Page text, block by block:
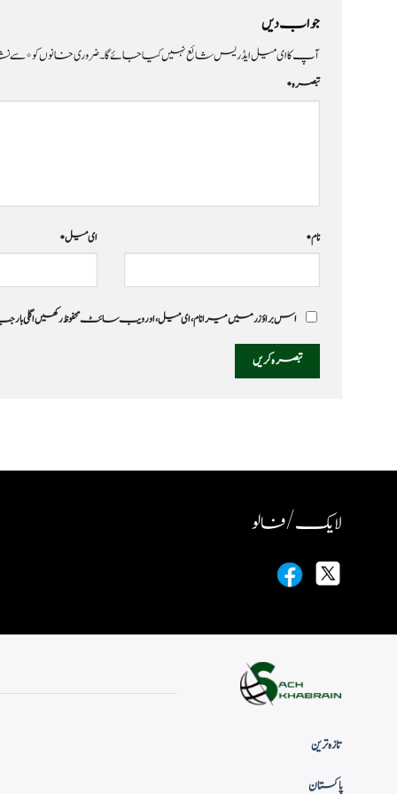
جواب دیں
آپ کا ای میل ایڈریس شائع نہیں کیا جائے گا۔ضروری خانوں کو*سے
تبصرہ*
نام* ای میل*
اس براؤزر میں میرا نام، ای میل، اور ویب سائٹ محفوظ رکھیں اگلی
لایک / فالو
تازہ ترین
پاکستان